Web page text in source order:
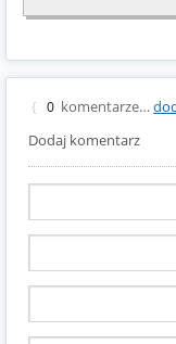
{ 0 komentarze…
Dodaj komentarz